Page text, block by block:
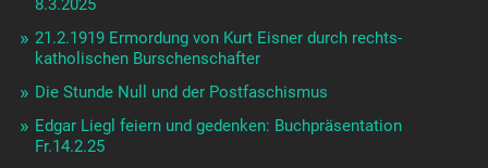
8.3.2025
21.2.1919 Ermordung von Kurt Eisner durch rechts-
katholischen Burschenschafter
Die Stunde Null und der Postfaschismus
Edgar Liegl feiern und gedenken: Buchpräsentation
Fr.14.2.25